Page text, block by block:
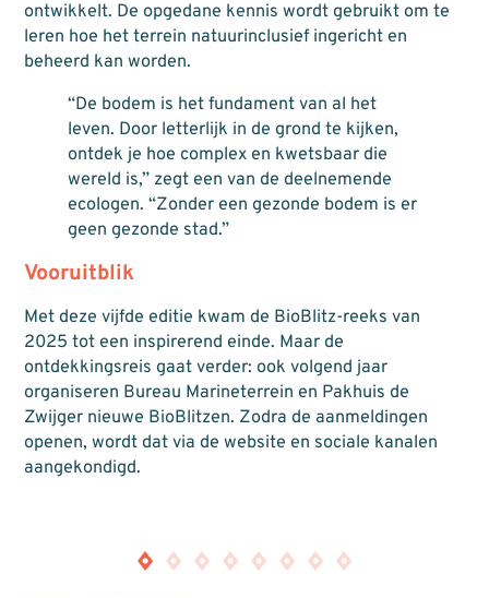
ontwikkelt. De opgedane kennis wordt gebruikt om te
leren hoe het terrein natuurinclusief ingericht en
beheerd kan worden.
“De bodem is het fundament van al het
leven. Door letterlijk in de grond te kijken,
ontdek je hoe complex en kwetsbaar die
wereld is,” zegt een van de deelnemende
ecologen. “Zonder een gezonde bodem is er
geen gezonde stad.”
Vooruitblik
Met deze vijfde editie kwam de BioBlitz-reeks van
2025 tot een inspirerend einde. Maar de
ontdekkingsreis gaat verder: ook volgend jaar
organiseren Bureau Marineterrein en Pakhuis de
Zwijger nieuwe BioBlitzen. Zodra de aanmeldingen
openen, wordt dat via de website en sociale kanalen
aangekondigd.